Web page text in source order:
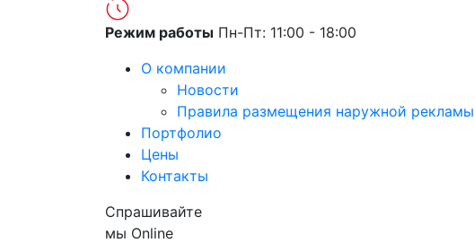
Режим работы Пн-Пт: 11:00 - 18:00
О компании
Новости
Правила размещения наружной рекламы
Портфолио
Цены
Контакты
Спрашивайте
мы Online